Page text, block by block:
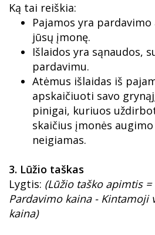
Ką tai reiškia:
Pajamos yra
jūsų įmonę.
Išlaidos yra sąnaudos,
pardavimu.
Atėmus išlaidas iš
apskaičiuoti savo
pinigai, kuriuos
skaičius įmonės
neigiamas.
3. Lūžio taškas
Lygtis: (Lūžio taško apimtis
Pardavimo kaina - Kintamoji
kaina)